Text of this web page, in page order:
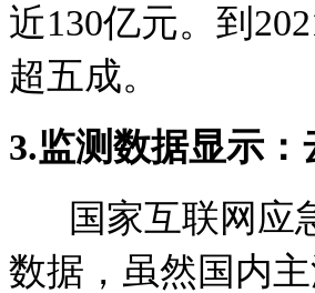
近130亿元。到
超五成。
3.监测数据显示
国家互联网应
数据，虽然国内